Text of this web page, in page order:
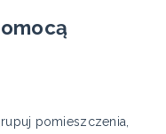
pomieszczenia,